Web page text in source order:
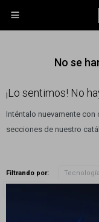

No se
¡Lo sentimos! No
Inténtalo nuevamente
secciones de nuestro
Filtrando por: Tecnología